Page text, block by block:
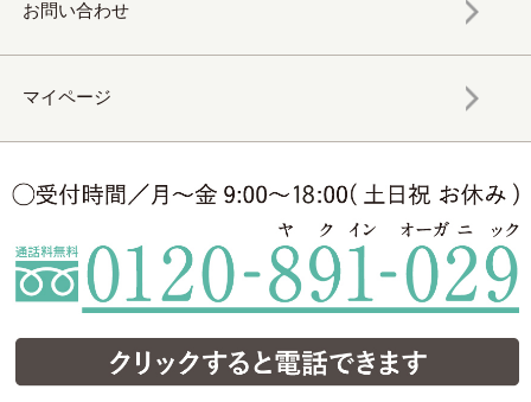
お問い合わせ
マイページ